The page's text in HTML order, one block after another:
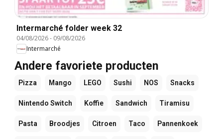
Intermarché folder week 32
04/08/2026- 09/08/2026
Intermarché
Andere favoriete producten
Pizza Mango LEGO Sushi NOS Snacks
Nintendo Switch Koffie Sandwich Tiramisu
Pasta Broodjes Citroen Taco Pannenkoek